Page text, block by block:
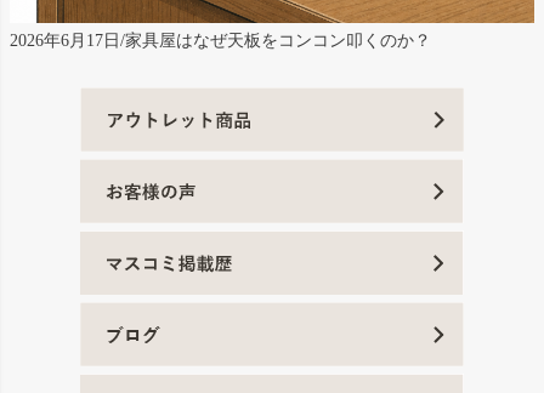
2026年6月17日/家具屋はなぜ天板をコンコン叩くのか？